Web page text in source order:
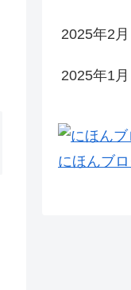
2025年2月
2025年1月
にほんブ